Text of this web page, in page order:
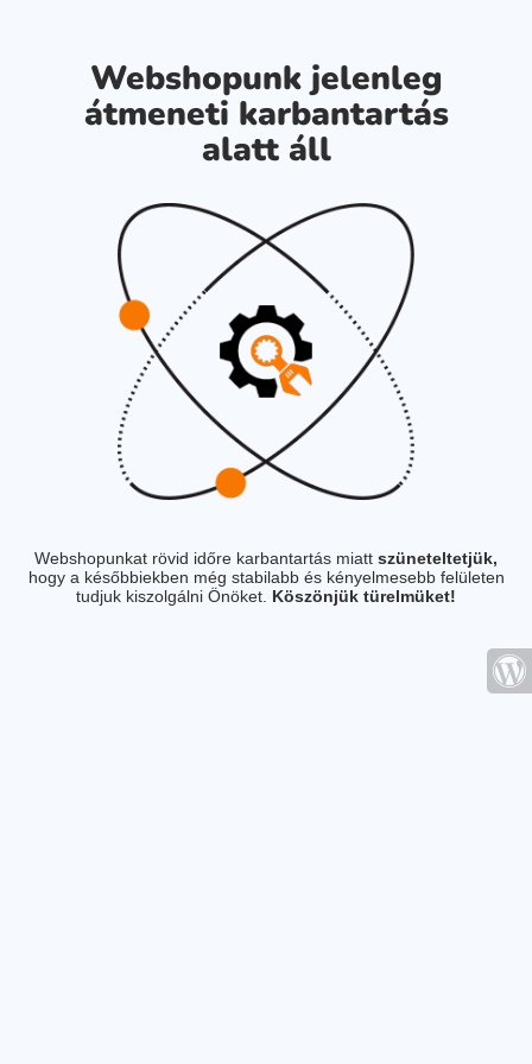
Webshopunk jelenleg
átmeneti karbantartás
alatt áll
Webshopunkat rövid időre karbantartás miatt szüneteltetjük,
hogy a későbbiekben még stabilabb és kényelmesebb felületen
tudjuk kiszolgálni Önöket. Köszönjük türelmüket!